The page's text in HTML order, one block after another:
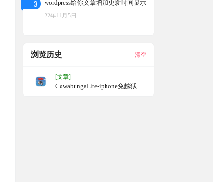
3 wordpress给你文章增加更新时间显示
22年11月5日
浏览历史 清空
[文章]
CowabungaLite-iphone免越狱修